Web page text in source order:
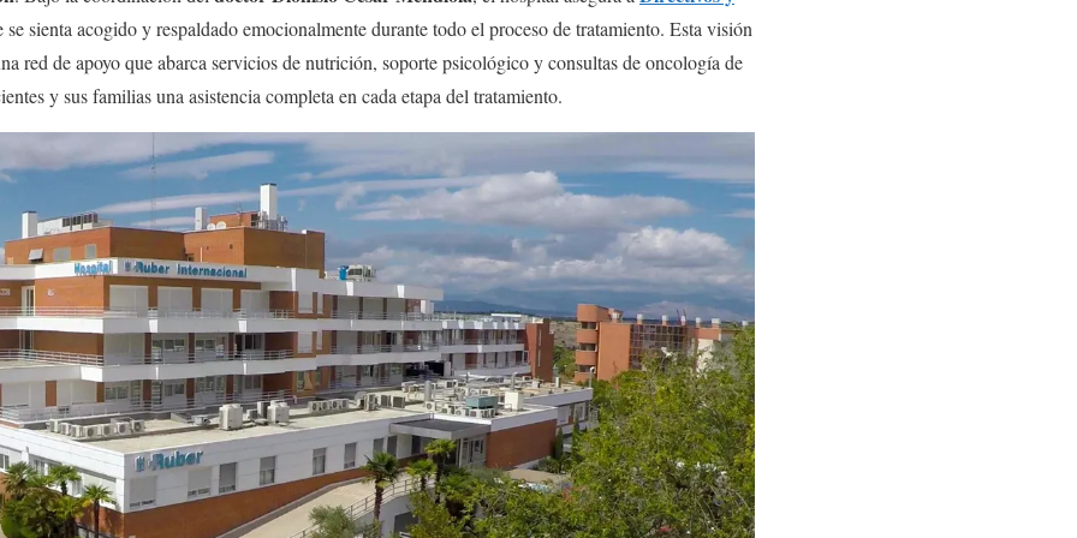
sienta acogido y respaldado emocionalmente durante todo el proceso de tratamiento. Esta visión
red de apoyo que abarca servicios de nutrición, soporte psicológico y consultas de oncología de
y sus familias una asistencia completa en cada etapa del tratamiento.